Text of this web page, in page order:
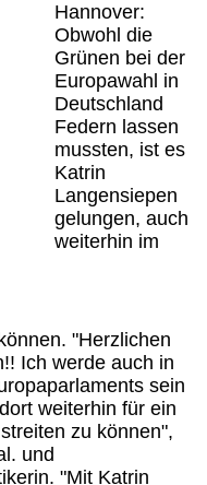
Hannover:
Obwohl die
Grünen bei der
Europawahl in
Deutschland
Federn lassen
mussten, ist es
Katrin
Langensiepen
gelungen, auch
weiterhin im
"Herzlichen
Ich werde auch in
sein
weiterhin für ein
zu können",
und
"Mit Katrin